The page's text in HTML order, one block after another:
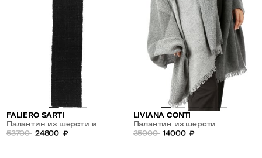
FALIERO SARTI
Палантин из шерсти и
кашемира
53700 24800 ₽
LIVIANA CONTI
Палантин из шерсти
35000 14000 ₽